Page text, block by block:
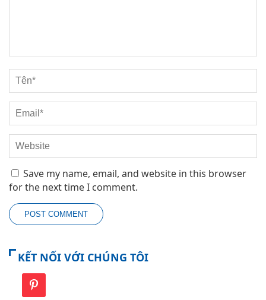
Save my name, email, and website in this browser
for the next time I comment.
KẾT NỐI VỚI CHÚNG TÔI